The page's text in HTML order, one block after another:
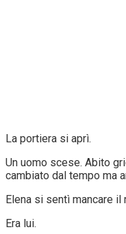
La portiera si aprì.
Un uomo scese. Abito
cambiato dal tempo ma
Elena si sentì mancare il
Era lui.